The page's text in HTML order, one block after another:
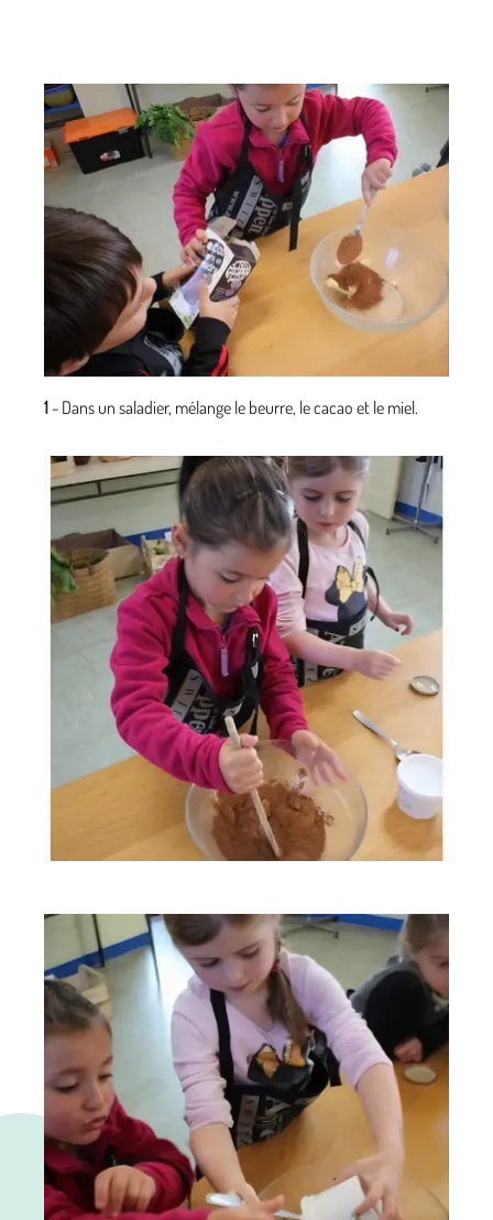
1- Dans un saladier, mélange le beurre, le cacao et le miel.